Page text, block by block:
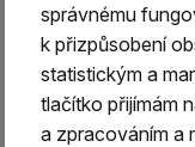
správnému
k přizpůsobení
statistickým a
tlačítko přijímám
a zpracováním a